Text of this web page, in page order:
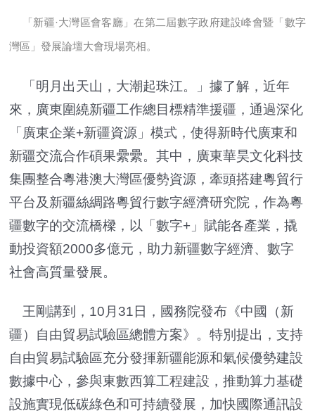
「新疆·大灣區會客廳」在第二屆數字政府建設峰會暨「數字
灣區」發展論壇大會現場亮相。
「明月出天山，大潮起珠江。」據了解，近年
來，廣東圍繞新疆工作總目標精準援疆，通過深化
「廣東企業+新疆資源」模式，使得新時代廣東和
新疆交流合作碩果纍纍。其中，廣東華昊文化科技
集團整合粵港澳大灣區優勢資源，牽頭搭建粵貿行
平台及新疆絲綢路粵貿行數字經濟研究院，作為粵
疆數字的交流橋樑，以「數字+」賦能各產業，撬
動投資額2000多億元，助力新疆數字經濟、數字
社會高質量發展。
王剛講到，10月31日，國務院發布《中國（新
疆）自由貿易試驗區總體方案》。特別提出，支持
自由貿易試驗區充分發揮新疆能源和氣候優勢建設
數據中心，參與東數西算工程建設，推動算力基礎
設施實現低碳綠色和可持續發展，加快國際通訊設